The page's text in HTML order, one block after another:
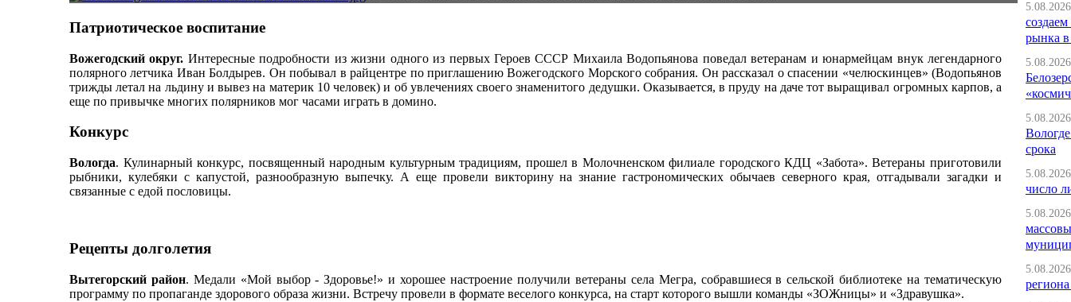
Патриотическое воспитание
Вожегодский округ. Интересные подробности из жизни одного из первых Героев СССР Михаила Водопьянова поведал ветеранам и юнармейцам внук легендарного
полярного летчика Иван Болдырев. Он побывал в райцентре по приглашению Вожегодского Морского собрания. Он рассказал о спасении «челюскинцев» (Водопьянов
трижды летал на льдину и вывез на материк 10 человек) и об увлечениях своего знаменитого дедушки. Оказывается, в пруду на даче тот выращивал огромных карпов, а
еще по привычке многих полярников мог часами играть в домино.
Конкурс
Вологда. Кулинарный конкурс, посвященный народным культурным традициям, прошел в Молочненском филиале городского КДЦ «Забота». Ветераны приготовили
рыбники, кулебяки с капустой, разнообразную выпечку. А еще провели викторину на знание гастрономических обычаев северного края, отгадывали загадки и
связанные с едой пословицы.
Рецепты долголетия
Вытегорский район. Медали «Мой выбор - Здоровье!» и хорошее настроение получили ветераны села Мегра, собравшиеся в сельской библиотеке на тематическую
программу по пропаганде здорового образа жизни. Встречу провели в формате веселого конкурса, на старт которого вышли команды «ЗОЖницы» и «Здравушка».
рынка в
срока
число